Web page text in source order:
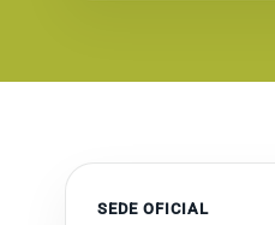
SEDE OFICIAL